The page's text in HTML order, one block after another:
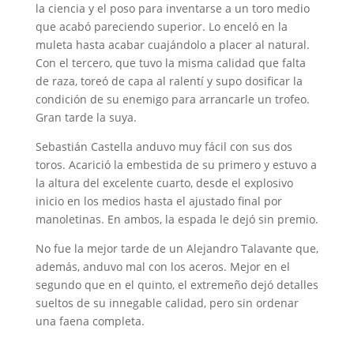
la ciencia y el poso para inventarse a un toro medio
que acabó pareciendo superior. Lo enceló en la
muleta hasta acabar cuajándolo a placer al natural.
Con el tercero, que tuvo la misma calidad que falta
de raza, toreó de capa al ralentí y supo dosificar la
condición de su enemigo para arrancarle un trofeo.
Gran tarde la suya.
Sebastián Castella anduvo muy fácil con sus dos
toros. Acarició la embestida de su primero y estuvo a
la altura del excelente cuarto, desde el explosivo
inicio en los medios hasta el ajustado final por
manoletinas. En ambos, la espada le dejó sin premio.
No fue la mejor tarde de un Alejandro Talavante que,
además, anduvo mal con los aceros. Mejor en el
segundo que en el quinto, el extremeño dejó detalles
sueltos de su innegable calidad, pero sin ordenar
una faena completa.